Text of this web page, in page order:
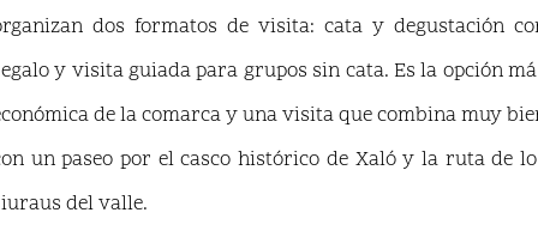
dos formatos de visita: cata y degustación
y visita guiada para grupos sin cata. Es la opción
de la comarca y una visita que combina muy
un paseo por el casco histórico de Xaló y la ruta de
del valle.